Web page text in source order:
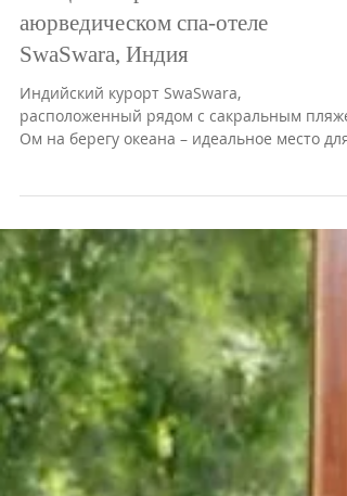
«Пять действий» интенсивного
очищения организма в
аюрведическом спа-отеле
SwaSwara, Индия
Индийский курорт SwaSwara,
расположенный рядом с сакральным
Ом на берегу океана – идеальное место для
очищения и оздоровления...